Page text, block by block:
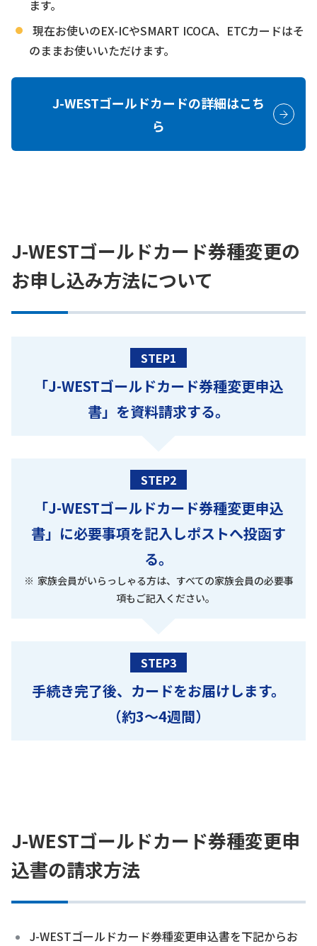
ます。
現在お使いのEX-ICやSMART ICOCA、ETCカードはそ
のままお使いいただけます。
J-WESTゴールドカードの詳細はこち
ら
J-WESTゴールドカード券種変更の
お申し込み方法について
STEP1
「J-WESTゴールドカード券種変更申込
書」を資料請求する。
STEP2
「J-WESTゴールドカード券種変更申込
書」に必要事項を記入しポストへ投函す
る。
家族会員がいらっしゃる方は、すべての家族会員の必要事
項もご記入ください。
STEP3
手続き完了後、カードをお届けします。
（約3～4週間）
J-WESTゴールドカード券種変更申
込書の請求方法
J-WESTゴールドカード券種変更申込書を下記からお